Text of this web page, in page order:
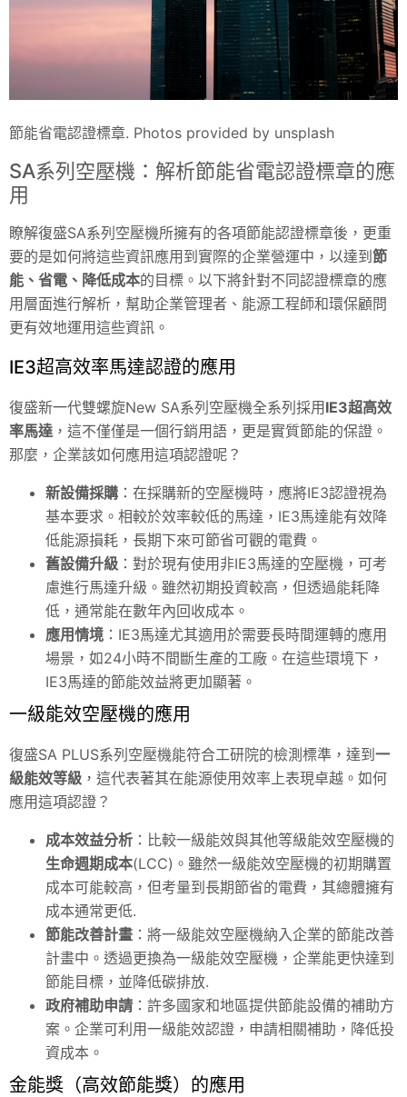
節能省電認證標章. Photos provided by unsplash
SA系列空壓機：解析節能省電認證標章的應
用
瞭解復盛SA系列空壓機所擁有的各項節能認證標章後，更重
要的是如何將這些資訊應用到實際的企業營運中，以達到 節
能、省電、降低成本的目標。以下將針對不同認證標章的應
用層面進行解析，幫助企業管理者、能源工程師和環保顧問
更有效地運用這些資訊。
IE3超高效率馬達認證的應用
復盛新一代雙螺旋New SA系列空壓機全系列採用 IE3超高效
率馬達，這不僅僅是一個行銷用語，更是實質節能的保證。
那麼，企業該如何應用這項認證呢？
新設備採購 ：在採購新的空壓機時，應將IE3認證視為
基本要求。相較於效率較低的馬達，IE3馬達能有效降
低能源損耗，長期下來可節省可觀的電費。
舊設備升級 ：對於現有使用非IE3馬達的空壓機，可考
慮進行馬達升級。雖然初期投資較高，但透過能耗降
低，通常能在數年內回收成本。
應用情境 ：IE3馬達尤其適用於需要長時間運轉的應用
場景，如24小時不間斷生產的工廠。在這些環境下，
IE3馬達的節能效益將更加顯著。
一級能效空壓機的應用
復盛SA PLUS系列空壓機能符合工研院的檢測標準，達到 一
級能效等級 ，這代表著其在能源使用效率上表現卓越。如何
應用這項認證？
成本效益分析 ：比較一級能效與其他等級能效空壓機的
生命週期成本(LCC)。雖然一級能效空壓機的初期購置
成本可能較高，但考量到長期節省的電費，其總體擁有
成本通常更低.
節能改善計畫 ：將一級能效空壓機納入企業的節能改善
計畫中。透過更換為一級能效空壓機，企業能更快達到
節能目標，並降低碳排放.
政府補助申請 ：許多國家和地區提供節能設備的補助方
案。企業可利用一級能效認證，申請相關補助，降低投
資成本。
金能獎（高效節能獎）的應用